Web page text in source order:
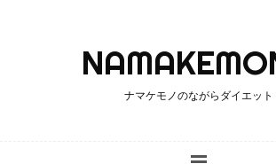
ナマケモノのながらダイエット